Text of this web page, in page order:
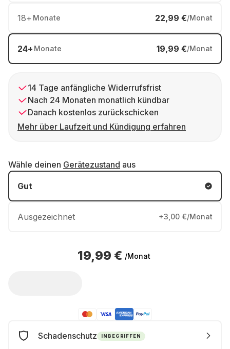
18+ Monate 22,99 €/Monat
24+ Monate 19,99 €/Monat
14 Tage anfängliche Widerrufsfrist
Nach 24 Monaten monatlich kündbar
Danach kostenlos zurückschicken
Mehr über Laufzeit und Kündigung erfahren
Wähle deinen Gerätezustand aus
Gut
Ausgezeichnet +3,00 €/Monat
19,99 € /Monat
Schadenschutz INBEGRIFFEN